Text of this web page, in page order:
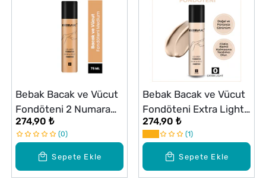
Sepete Ekle
Bebak Bacak ve Vücut
Fondöteni 2 Numara
Medium 75 ml
274,90 ₺
0
Sepete Ekle
Bebak Bacak ve Vücut
Fondöteni Extra Light
Açık 0 Numara 75 ml
274,90 ₺
1